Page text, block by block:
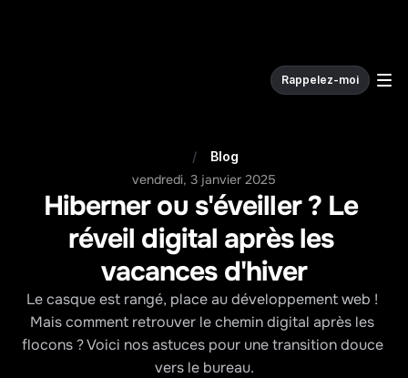
Rappelez-moi
/ Blog
vendredi, 3 janvier 2025
Hiberner ou s'éveiller ? Le
réveil digital après les
vacances d'hiver
Le casque est rangé, place au développement web !
Mais comment retrouver le chemin digital après les
flocons ? Voici nos astuces pour une transition douce
vers le bureau.